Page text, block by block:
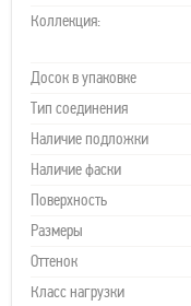
Коллекция:
Досок в упаковке
Тип соединения
Наличие подложки
Наличие фаски
Поверхность
Размеры
Оттенок
Класс нагрузки